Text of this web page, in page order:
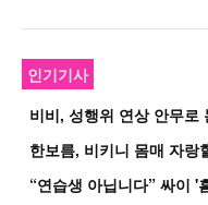
인기기사
한보름, 비키니 몸매 자랑